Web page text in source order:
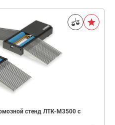
стенд ЛТК-М3500 с